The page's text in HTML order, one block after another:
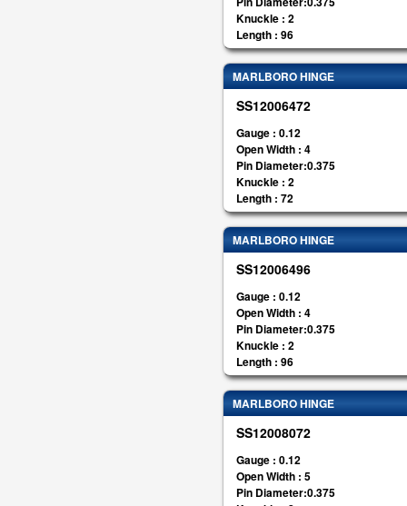
Knuckle : 2
Length : 96
MARLBORO HINGE
SS12006472
Gauge : 0.12
Open Width : 4
Pin Diameter:0.375
Knuckle : 2
Length : 72
MARLBORO HINGE
SS12006496
Gauge : 0.12
Open Width : 4
Pin Diameter:0.375
Knuckle : 2
Length : 96
MARLBORO HINGE
SS12008072
Gauge : 0.12
Open Width : 5
Pin Diameter:0.375